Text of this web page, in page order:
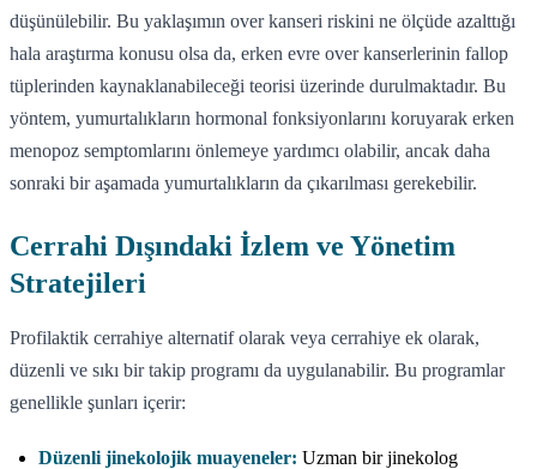
düşünülebilir. Bu yaklaşımın over kanseri riskini ne ölçüde azalttığı
hala araştırma konusu olsa da, erken evre over kanserlerinin fallop
tüplerinden kaynaklanabileceği teorisi üzerinde durulmaktadır. Bu
yöntem, yumurtalıkların hormonal fonksiyonlarını koruyarak erken
menopoz semptomlarını önlemeye yardımcı olabilir, ancak daha
sonraki bir aşamada yumurtalıkların da çıkarılması gerekebilir.
Cerrahi Dışındaki İzlem ve Yönetim
Stratejileri
Profilaktik cerrahiye alternatif olarak veya cerrahiye ek olarak,
düzenli ve sıkı bir takip programı da uygulanabilir. Bu programlar
genellikle şunları içerir:
Düzenli jinekolojik muayeneler: Uzman bir jinekolog